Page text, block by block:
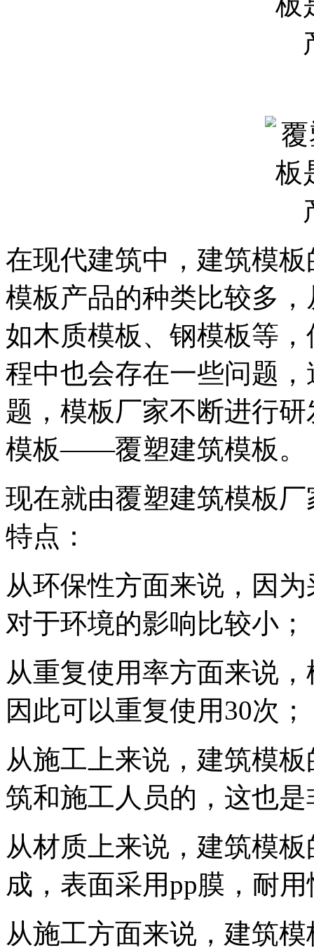
在现代建筑中，建筑模
模板产品的种类比较多
如木质模板、钢模板等
程中也会存在一些问题
题，模板厂家不断进行
模板——覆塑建筑模板。
现在就由覆塑建筑模板
特点：
从环保性方面来说，因
对于环境的影响比较小；
从重复使用率方面来说
因此可以重复使用30次；
从施工上来说，建筑模
筑和施工人员的，这也
从材质上来说，建筑模
成，表面采用pp膜，耐
从施工方面来说，建筑